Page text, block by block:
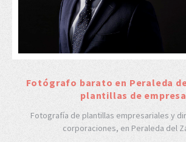
Fotógrafo barato en Peraleda
plantillas de
Fotografía de plantillas empresariales y
corporaciones, en Peraleda del